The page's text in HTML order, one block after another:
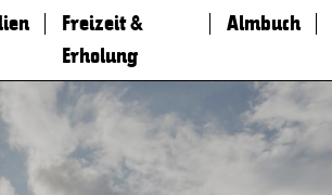
Freizeit &
Erholung
Almbuch